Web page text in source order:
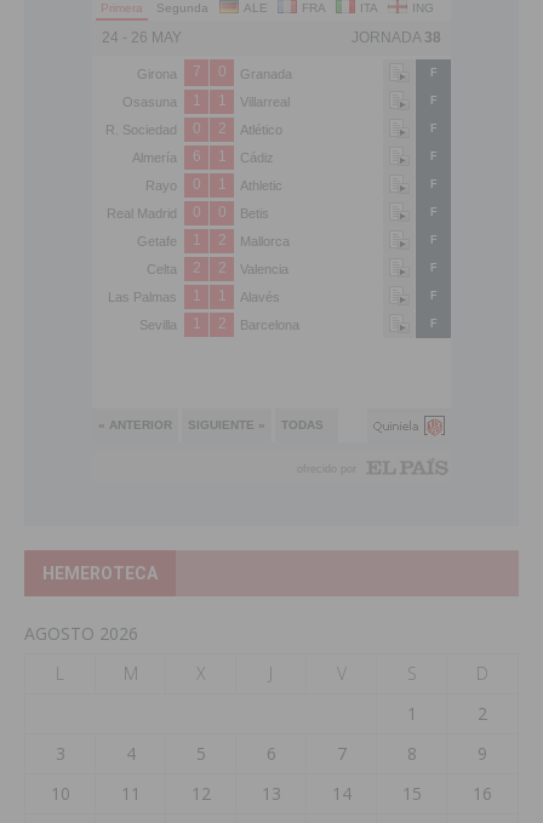
HEMEROTECA
AGOSTO 2026
L
M X J V S
D
1
2
3
4 5 6 7 8
9
10
11 12 13 14 15
16